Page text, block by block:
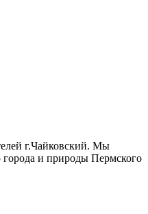
г.Чайковский. Мы
города и природы Пермского